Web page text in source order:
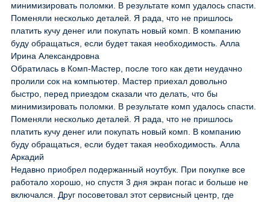
минимизировать поломки. В результате комп удалось спасти.
Поменяли несколько деталей. Я рада, что не пришлось
платить кучу денег или покупать новый комп. В компанию
буду обращаться, если будет такая необходимость. Алла
Ирина Александровна
Обратилась в Комп-Мастер, после того как дети неудачно
пролили сок на компьютер. Мастер приехал довольно
быстро, перед приездом сказали что делать, что бы
минимизировать поломки. В результате комп удалось спасти.
Поменяли несколько деталей. Я рада, что не пришлось
платить кучу денег или покупать новый комп. В компанию
буду обращаться, если будет такая необходимость. Алла
Аркадий
Недавно приобрел подержанный ноутбук. При покупке все
работало хорошо, но спустя 3 дня экран погас и больше не
включался. Друг посоветовал этот сервисный центр, где